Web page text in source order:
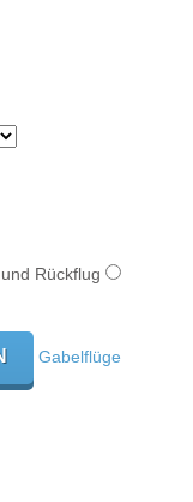
Rückflug
Gabelflüge